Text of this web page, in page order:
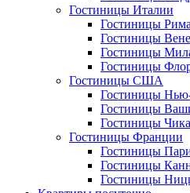
Гостиницы Италии
Гостиницы Рима
Гостиницы
Гостиницы
Гостиницы
Гостиницы США
Гостиницы
Гостиницы
Гостиницы
Гостиницы Франции
Гостиницы
Гостиницы
Гостиницы